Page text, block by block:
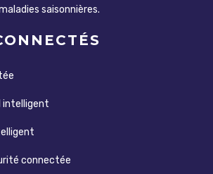
saisonnières.
intelligent
connectée